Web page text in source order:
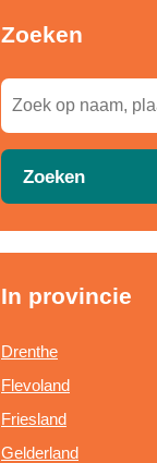
Zoeken
Zoeken
In provincie
Drenthe
Flevoland
Friesland
Gelderland